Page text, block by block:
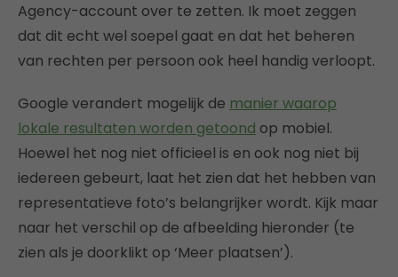
Agency-account over te zetten. Ik moet zeggen
dat dit echt wel soepel gaat en dat het beheren
van rechten per persoon ook heel handig verloopt.
Google verandert mogelijk de manier waarop
lokale resultaten worden getoond op mobiel.
Hoewel het nog niet officieel is en ook nog niet bij
iedereen gebeurt, laat het zien dat het hebben van
representatieve foto’s belangrijker wordt. Kijk maar
naar het verschil op de afbeelding hieronder (te
zien als je doorklikt op ‘Meer plaatsen’).